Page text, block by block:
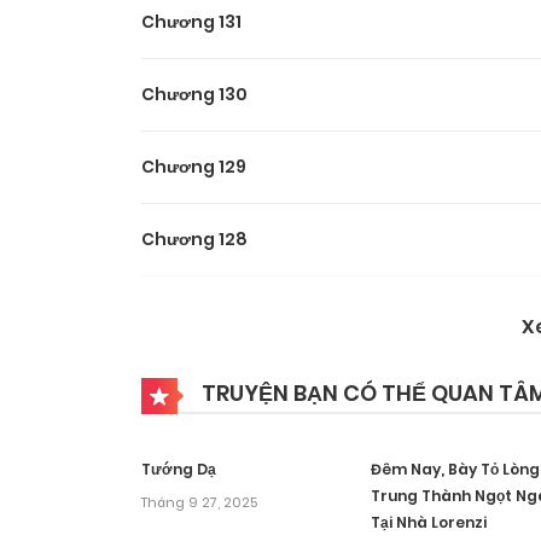
Chương 131
Chương 130
Chương 129
Chương 128
Chương 126
Chương 125
TRUYỆN BẠN CÓ THỂ QUAN
Tướng Dạ
Tháng 9 27, 2025
Đêm Nay, Bày Tỏ Lòng
Trung Thành Ngọt
Tại Nhà Lorenzi